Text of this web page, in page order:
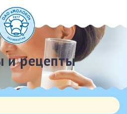
и рецепты